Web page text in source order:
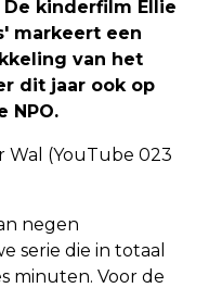
kinderfilm Ellie
markeert een
van het
dit jaar ook op
NPO.
Wal (YouTube 023
negen
serie die in totaal
minuten. Voor de